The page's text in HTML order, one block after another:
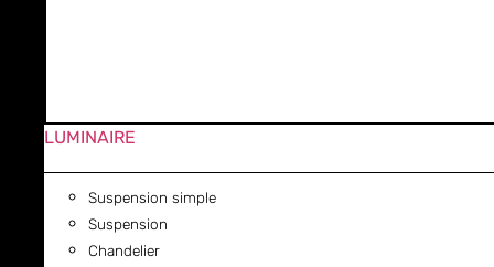
LUMINAIRE
Suspension simple
Suspension
Chandelier